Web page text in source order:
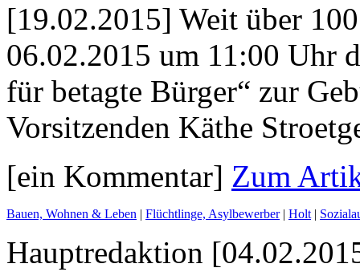
[19.02.2015] Weit über
06.02.2015 um 11:00 Uhr
für betagte Bürger“ zur
Vorsitzenden Käthe
[ein Kommentar] Zum
Bauen, Wohnen & Leben | Flüchtlinge, Asylbewerber| Holt |
Hauptredaktion